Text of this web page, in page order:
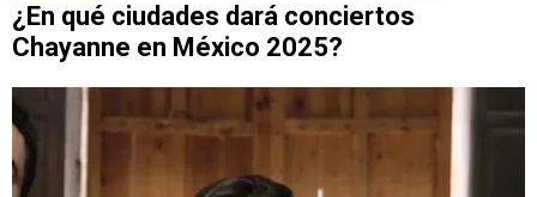
¿En qué ciudades dará conciertos
Chayanne en México 2025?